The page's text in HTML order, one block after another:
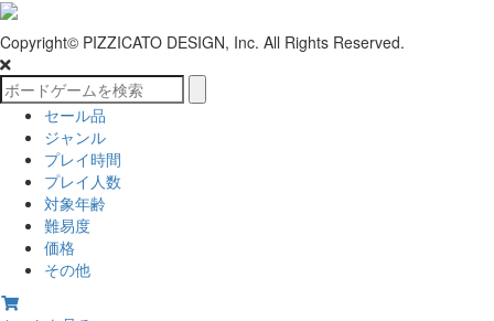
Copyright© PIZZICATO DESIGN, Inc. All Rights Reserved.
セール品
ジャンル
プレイ時間
プレイ人数
対象年齢
難易度
価格
その他